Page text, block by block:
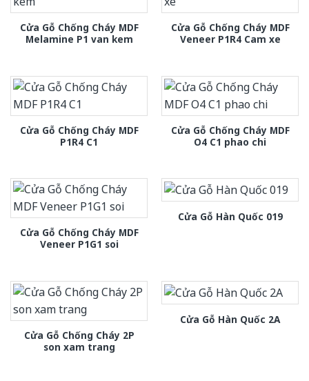
Cửa Gỗ Chống Cháy MDF
Melamine P1 van kem
Cửa Gỗ Chống Cháy MDF
Veneer P1R4 Cam xe
Cửa Gỗ Chống Cháy MDF
P1R4 C1
Cửa Gỗ Chống Cháy MDF
O4 C1 phao chi
Cửa Gỗ Chống Cháy MDF
Veneer P1G1 soi
Cửa Gỗ Hàn Quốc 019
Cửa Gỗ Chống Cháy 2P
son xam trang
Cửa Gỗ Hàn Quốc 2A